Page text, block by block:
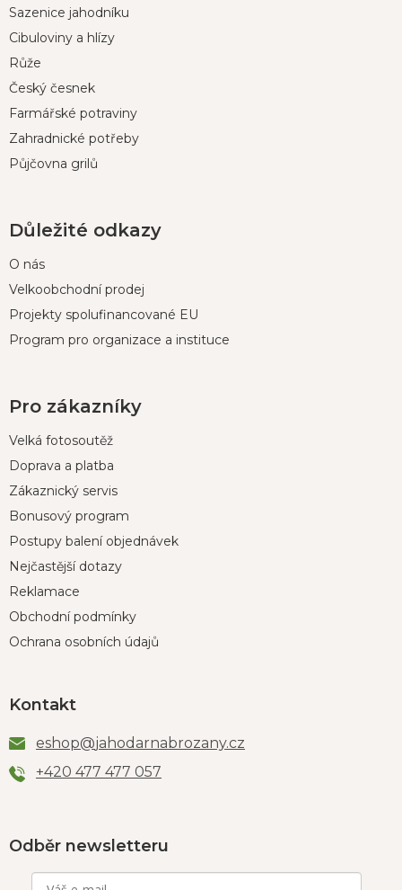
aSazenice jahodníku
Cibuloviny a hlízy
Růže
Český česnek
Farmářské potraviny
Zahradnické potřeby
Půjčovna grilů
Důležité odkazy
O nás
Velkoobchodní prodej
Projekty spolufinancované EU
Program pro organizace a instituce
Pro zákazníky
Velká fotosoutěž
Doprava a platba
Zákaznický servis
Bonusový program
Postupy balení objednávek
Nejčastější dotazy
Reklamace
Obchodní podmínky
Ochrana osobních údajů
Kontakt
eshop@jahodarnabrozany.cz
+420 477 477 057
Odběr newsletteru